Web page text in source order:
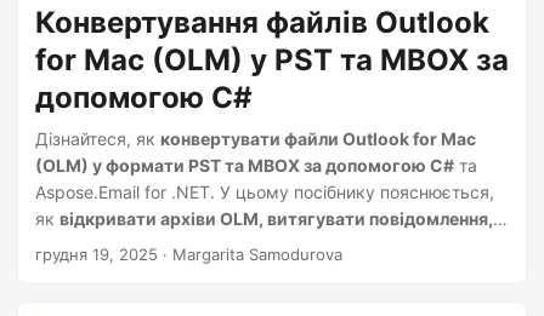
Конвертування файлів Outlook
for Mac (OLM) у PST та MBOX за
допомогою C#
Дізнайтеся, як конвертувати файли Outlook for Mac
(OLM) у формати PST та MBOX за допомогою C# та
Aspose.Email for .NET. У цьому посібнику пояснюється,
як відкривати архіви OLM, витягувати повідомлення,
зберігати структуру папок і експортувати дані
грудня 19, 2025 · Margarita Samodurova